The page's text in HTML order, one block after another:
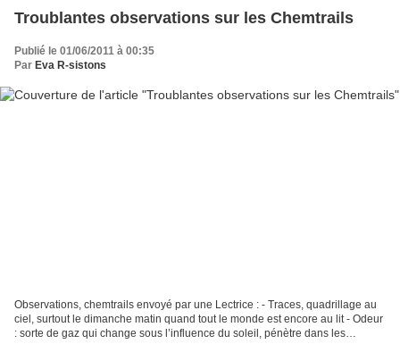
Troublantes observations sur les Chemtrails
Publié le 01/06/2011 à 00:35
Par Eva R-sistons
Observations, chemtrails envoyé par une Lectrice : - Traces, quadrillage au
ciel, surtout le dimanche matin quand tout le monde est encore au lit - Odeur
: sorte de gaz qui change sous l’influence du soleil, pénètre dans les